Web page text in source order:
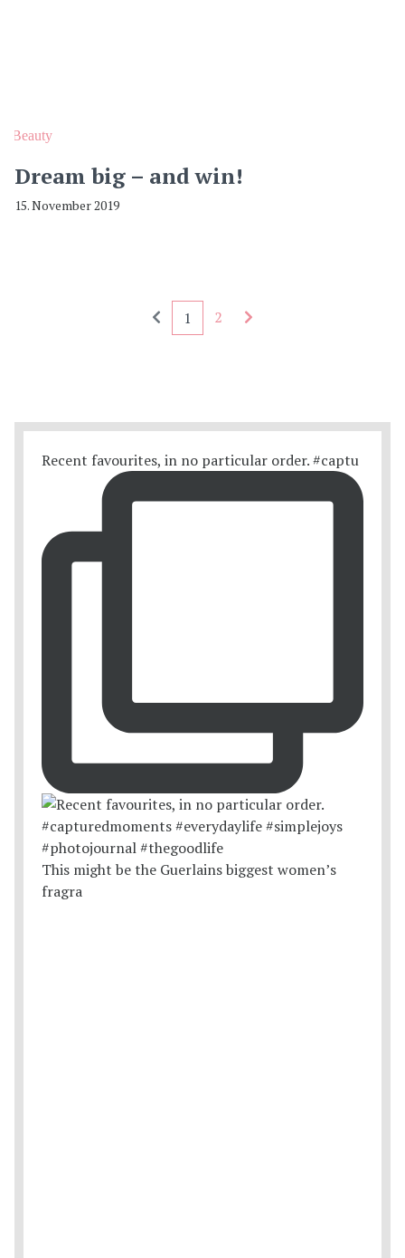
Beauty
Dream big – and win!
15. November 2019
Seitennummerierung - rückwärts
1 2
Recent favourites, in no particular order. #captu
This might be the Guerlains biggest women’s
fragra